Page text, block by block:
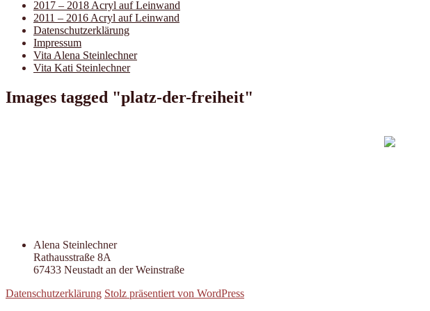
2017 – 2018 Acryl auf Leinwand
2011 – 2016 Acryl auf Leinwand
Datenschutzerklärung
Impressum
Vita Alena Steinlechner
Vita Kati Steinlechner
Images tagged "platz-der-freiheit"
Alena Steinlechner
Rathausstraße 8A
67433 Neustadt an der Weinstraße
Datenschutzerklärung Stolz präsentiert von WordPress